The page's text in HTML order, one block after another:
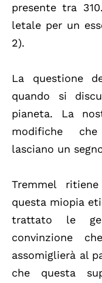
presente tra
letale per un
2).
La questione
quando si
pianeta. La
modifiche che
lasciano un
Tremmel
questa miopia
trattato le
convinzione
assomiglierà al
che questa